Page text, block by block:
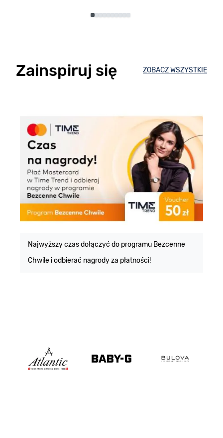
Zainspiruj się ZOBACZ WSZYSTKIE
Najwyższy czas dołączyć do programu Bezcenne
Chwile i odbierać nagrody za płatności!